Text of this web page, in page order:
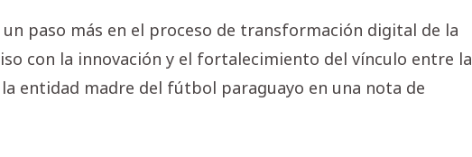
paso más en el proceso de transformación digital de la
con la innovación y el fortalecimiento del vínculo entre la
entidad madre del fútbol paraguayo en una nota de